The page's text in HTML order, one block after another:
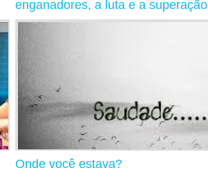
enganadores, a luta e a superação
Onde você estava?